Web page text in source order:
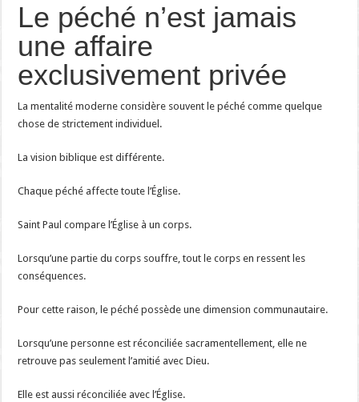
Le péché n’est jamais
une affaire
exclusivement privée
La mentalité moderne considère souvent le péché comme quelque
chose de strictement individuel.
La vision biblique est différente.
Chaque péché affecte toute l’Église.
Saint Paul compare l’Église à un corps.
Lorsqu’une partie du corps souffre, tout le corps en ressent les
conséquences.
Pour cette raison, le péché possède une dimension communautaire.
Lorsqu’une personne est réconciliée sacramentellement, elle ne
retrouve pas seulement l’amitié avec Dieu.
Elle est aussi réconciliée avec l’Église.